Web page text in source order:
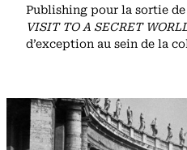
Publishing pour la sortie de
VISIT TO A SECRET
d’exception au sein de la